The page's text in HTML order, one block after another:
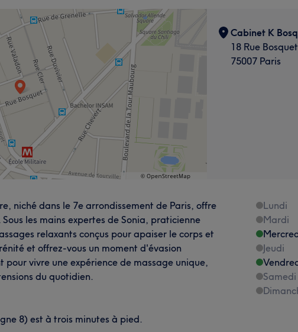
Cabinet K
18 Rue Bosquet
75007 Paris
niché dans le 7e arrondissement de Paris, offre
les mains expertes de Sonia, praticienne
relaxants conçus pour apaiser le corps et
et offrez-vous un moment d'évasion
vivre une expérience de massage unique,
du quotidien.
8) est à trois minutes à pied.
Lundi
Mardi
Jeudi
Samedi